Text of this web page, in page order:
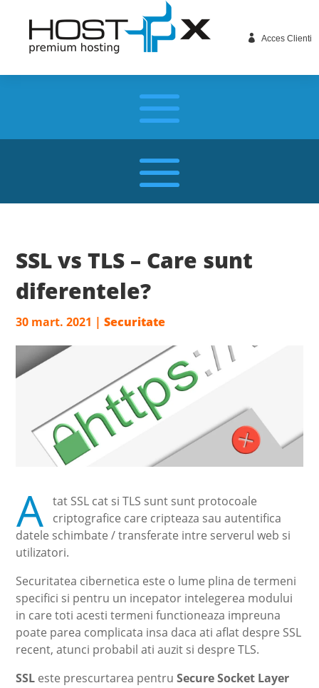
 Acces Clienti
SSL vs TLS – Care sunt
diferentele?
30 mart. 2021 |Securitate
A
tat SSL cat si TLS sunt sunt protocoale
criptografice care cripteaza sau autentifica
datele schimbate / transferate intre serverul web si
utilizatori.
Securitatea cibernetica este o lume plina de termeni
specifici si pentru un incepator intelegerea modului
in care toti acesti termeni functioneaza impreuna
poate parea complicata insa daca ati aflat despre SSL
recent, atunci probabil ati auzit si despre TLS.
SSL este prescurtarea pentruSecure Socket Layer